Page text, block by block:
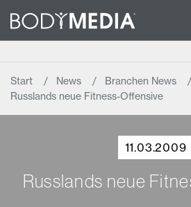
Start News
Branchen News
Russlands neue Fitness-Offensive
11.03.2009
Russlands neue